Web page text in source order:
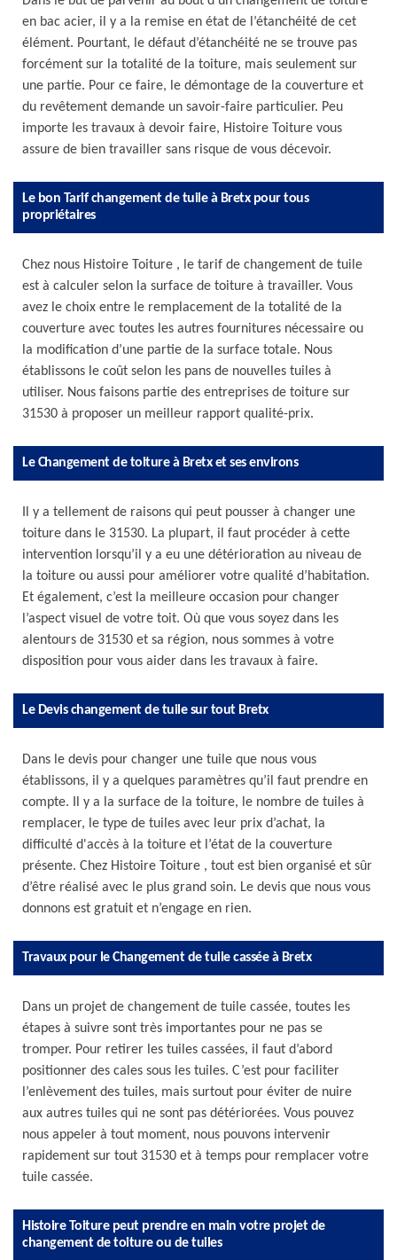
en bac acier, il y a la remise en état de l’étanchéité de cet
élément. Pourtant, le défaut d’étanchéité ne se trouve pas
forcément sur la totalité de la toiture, mais seulement sur
une partie. Pour ce faire, le démontage de la couverture et
du revêtement demande un savoir-faire particulier. Peu
importe les travaux à devoir faire, Histoire Toiture vous
assure de bien travailler sans risque de vous décevoir.
Le bon Tarif changement de tuile à Bretx pour tous
propriétaires
Chez nous Histoire Toiture , le tarif de changement de tuile
est à calculer selon la surface de toiture à travailler. Vous
avez le choix entre le remplacement de la totalité de la
couverture avec toutes les autres fournitures nécessaire ou
la modification d’une partie de la surface totale. Nous
établissons le coût selon les pans de nouvelles tuiles à
utiliser. Nous faisons partie des entreprises de toiture sur
31530 à proposer un meilleur rapport qualité-prix.
Le Changement de toiture à Bretx et ses environs
Il y a tellement de raisons qui peut pousser à changer une
toiture dans le 31530. La plupart, il faut procéder à cette
intervention lorsqu’il y a eu une détérioration au niveau de
la toiture ou aussi pour améliorer votre qualité d’habitation.
Et également, c’est la meilleure occasion pour changer
l’aspect visuel de votre toit. Où que vous soyez dans les
alentours de 31530 et sa région, nous sommes à votre
disposition pour vous aider dans les travaux à faire.
Le Devis changement de tuile sur tout Bretx
Dans le devis pour changer une tuile que nous vous
établissons, il y a quelques paramètres qu’il faut prendre en
compte. Il y a la surface de la toiture, le nombre de tuiles à
remplacer, le type de tuiles avec leur prix d’achat, la
difficulté d'accès à la toiture et l’état de la couverture
présente. Chez Histoire Toiture , tout est bien organisé et sûr
d’être réalisé avec le plus grand soin. Le devis que nous vous
donnons est gratuit et n’engage en rien.
Travaux pour le Changement de tuile cassée à Bretx
Dans un projet de changement de tuile cassée, toutes les
étapes à suivre sont très importantes pour ne pas se
tromper. Pour retirer les tuiles cassées, il faut d’abord
positionner des cales sous les tuiles. C’est pour faciliter
l’enlèvement des tuiles, mais surtout pour éviter de nuire
aux autres tuiles qui ne sont pas détériorées. Vous pouvez
nous appeler à tout moment, nous pouvons intervenir
rapidement sur tout 31530 et à temps pour remplacer votre
tuile cassée.
Histoire Toiture peut prendre en main votre projet de
changement de toiture ou de tuiles